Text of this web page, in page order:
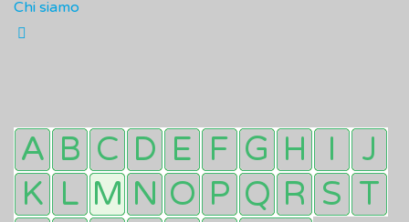
Chi siamo